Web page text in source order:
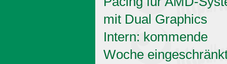
mit Dual Graphics
Intern: kommende
Woche